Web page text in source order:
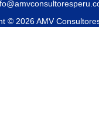
© 2026 AMV